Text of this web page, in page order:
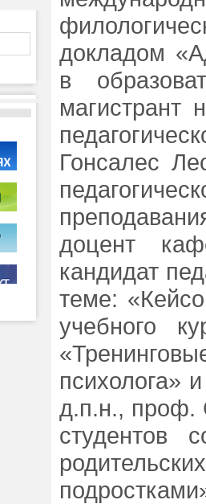
докладом
в
магистрант
Гонсалес
доцент
кандидат
теме:
учебного
психолога»
д.п.н., проф.
студентов